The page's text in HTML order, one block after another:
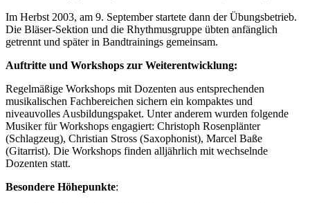
Im Herbst 2003, am 9. September startete dann der Übungsbetrieb.
Die Bläser-Sektion und die Rhythmusgruppe übten anfänglich
getrennt und später in Bandtrainings gemeinsam.
Auftritte und Workshops zur Weiterentwicklung:
Regelmäßige Workshops mit Dozenten aus entsprechenden
musikalischen Fachbereichen sichern ein kompaktes und
niveauvolles Ausbildungspaket. Unter anderem wurden folgende
Musiker für Workshops engagiert: Christoph Rosenplänter
(Schlagzeug), Christian Stross (Saxophonist), Marcel Baße
(Gitarrist). Die Workshops finden alljährlich mit wechselnde
Dozenten statt.
Besondere Höhepunkte: